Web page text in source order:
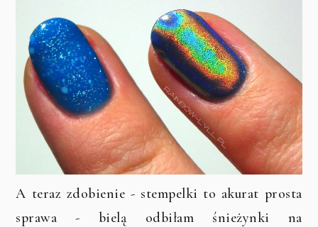
A teraz zdobienie - stempelki to akurat prosta
sprawa - bielą odbiłam śnieżynki na